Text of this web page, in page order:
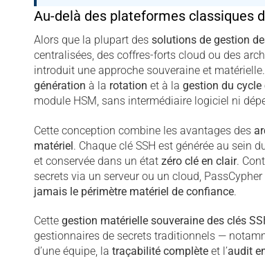
Au-delà des plateformes classiques
Alors que la plupart des solutions de gestion
centralisées, des coffres-forts cloud ou des
introduit une approche souveraine et
génération à la rotation et à la gestion du cycle
module HSM, sans intermédiaire logiciel ni
Cette conception combine les avantages des
matériel. Chaque clé SSH est générée au sein
et conservée dans un état zéro clé en clair.
secrets via un serveur ou un cloud, PassCypher
jamais le périmètre matériel de confiance.
Cette gestion matérielle souveraine des clés
gestionnaires de secrets traditionnels —
d’une équipe, la traçabilité complèteet l’audit